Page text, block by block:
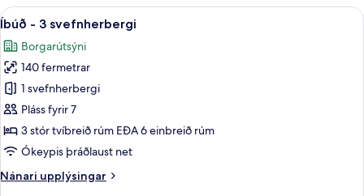
svefnherbergi
Skoða
allar
myndir
fyrir
Íbúð
-
3
svefnherbergi
Íbúð - 3 svefnherbergi | Rúmföt af
19
Íbúð - 3 svefnherbergi
Borgarútsýni
140 fermetrar
1 svefnherbergi
Pláss fyrir 7
3 stór tvíbreið rúm EÐA 6 einbreið rúm
Ókeypis þráðlaust net
Nánari upplýsingar
Nánari